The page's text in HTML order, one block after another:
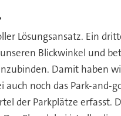
Lösungsansatz. Ein
Blickwinkel und
Damit haben
auch noch das Park-
der Parkplätze erfasst.